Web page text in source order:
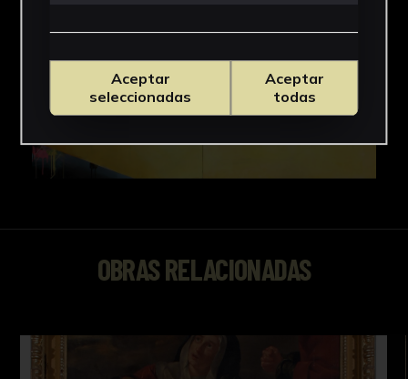
OBRAS RELACIONADAS
Aceptar
seleccionadas
Aceptar
todas